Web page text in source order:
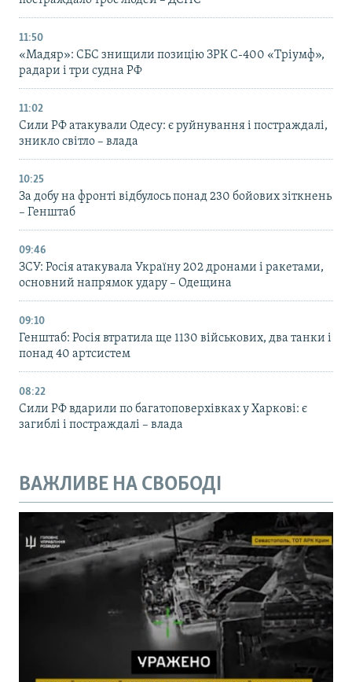
11:50
«Мадяр»: СБС знищили позицію ЗРК С-400 «Тріумф»,
радари і три судна РФ
11:02
Сили РФ атакували Одесу: є руйнування і постраждалі,
зникло світло – влада
10:25
За добу на фронті відбулось понад 230 бойових зіткнень
– Генштаб
09:46
ЗСУ: Росія атакувала Україну 202 дронами і ракетами,
основний напрямок удару – Одещина
09:10
Генштаб: Росія втратила ще 1130 військових, два танки і
понад 40 артсистем
08:22
Сили РФ вдарили по багатоповерхівках у Харкові: є
загиблі і постраждалі – влада
ВАЖЛИВЕ НА СВОБОДІ